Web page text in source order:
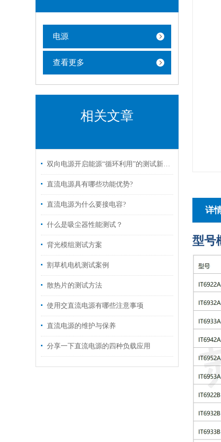
电源
查看更多
相关文章
双向电源开启能源“循环利用”的测试新纪元
直流电源具有哪些功能优势?
直流电源为什么要接电容?
什么是吸尘器性能测试？
背光模组测试方案
割草机电机测试案例
散热片的测试方法
使用交直流电源有哪些注意事项
直流电源的维护与保养
分享一下直流电源的四种负载应用
详
型号